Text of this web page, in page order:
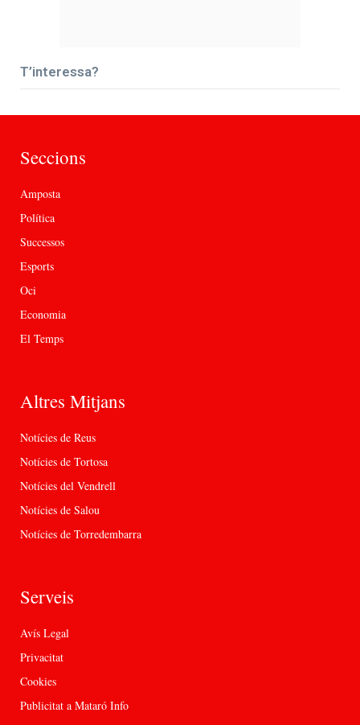
T’interessa?
Seccions
Amposta
Política
Successos
Esports
Oci
Economia
El Temps
Altres Mitjans
Notícies de Reus
Notícies de Tortosa
Notícies del Vendrell
Notícies de Salou
Notícies de Torredembarra
Serveis
Avís Legal
Privacitat
Cookies
Publicitat a Mataró Info